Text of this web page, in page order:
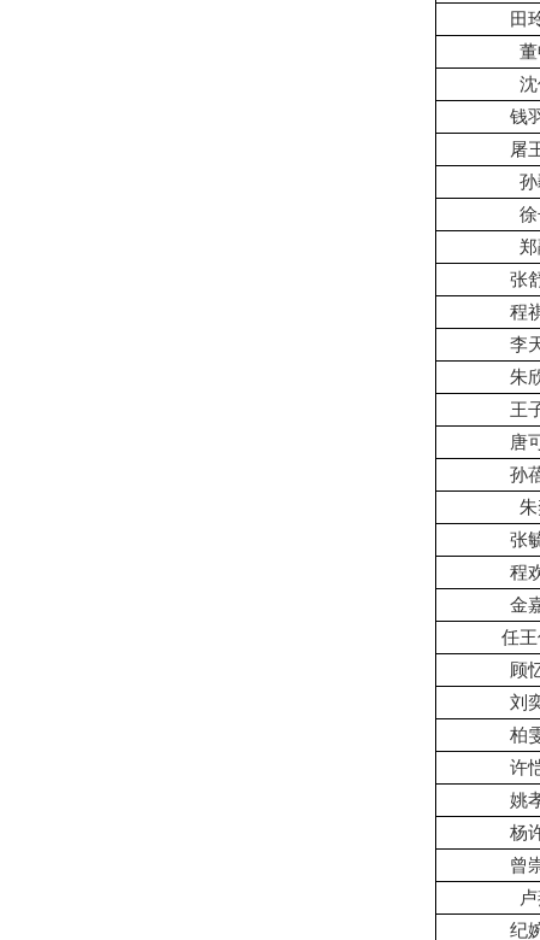
田
钱
屠
张
程
李
朱
王
唐
孙
张
程
金
任
顾
刘
柏
许
姚
杨
曾
纪